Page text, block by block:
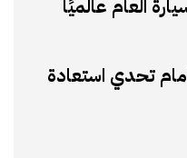
تحدي استعادة